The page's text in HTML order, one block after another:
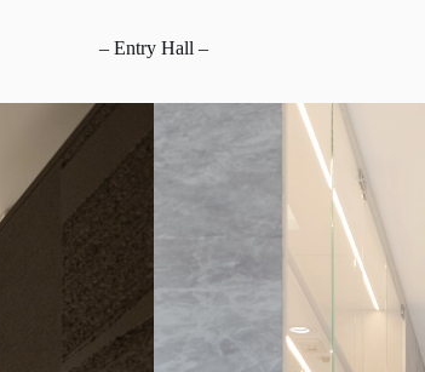
– Entry Hall –